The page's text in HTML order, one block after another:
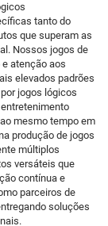
tanto do
que superam as
Nossos jogos de
atenção aos
elevados padrões
jogos lógicos
mesmo tempo em
produção de jogos
múltiplos
versáteis que
contínua e
parceiros de
soluções